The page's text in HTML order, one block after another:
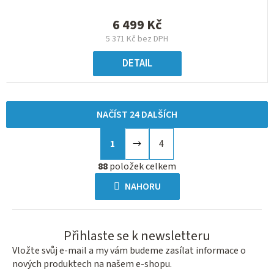
5 371 Kč bez DPH
6 499 Kč
DETAIL
O
v
l
á
d
a
c
í
NAČÍST 24 DALŠÍCH
S
t
r
á
n
k
v
á
n
1
4
88položek celkem
NAHORU
Přihlaste se k newsletteru
Vložte svůj e-mail a my vám budeme zasílat informace o
nových produktech na našem e-shopu.